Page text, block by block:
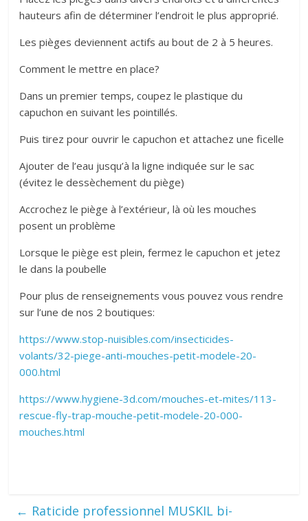
hauteurs afin de déterminer l’endroit le plus approprié.
Les pièges deviennent actifs au bout de 2 à 5 heures.
Comment le mettre en place?
Dans un premier temps, coupez le plastique du
capuchon en suivant les pointillés.
Puis tirez pour ouvrir le capuchon et attachez une ficelle
Ajouter de l’eau jusqu’à la ligne indiquée sur le sac
(évitez le dessèchement du piège)
Accrochez le piège à l’extérieur, là où les mouches
posent un problème
Lorsque le piège est plein, fermez le capuchon et jetez
le dans la poubelle
Pour plus de renseignements vous pouvez vous rendre
sur l’une de nos 2 boutiques:
https://www.stop-nuisibles.com/insecticides-
volants/32-piege-anti-mouches-petit-modele-20-
000.html
https://www.hygiene-3d.com/mouches-et-mites/113-
rescue-fly-trap-mouche-petit-modele-20-000-
mouches.html
← Raticide professionnel MUSKIL bi-